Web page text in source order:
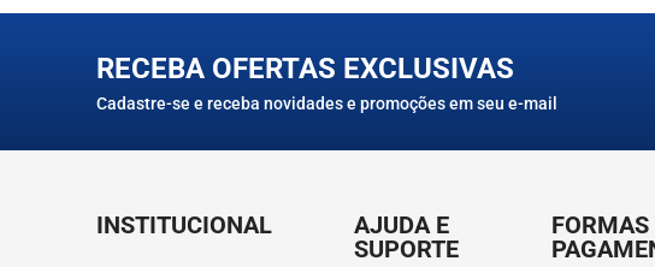
RECEBA OFERTAS EXCLUSIVAS
Cadastre-se e receba novidades e promoções em seu e-mail
INSTITUCIONAL
AJUDA E
SUPORTE
FORMAS